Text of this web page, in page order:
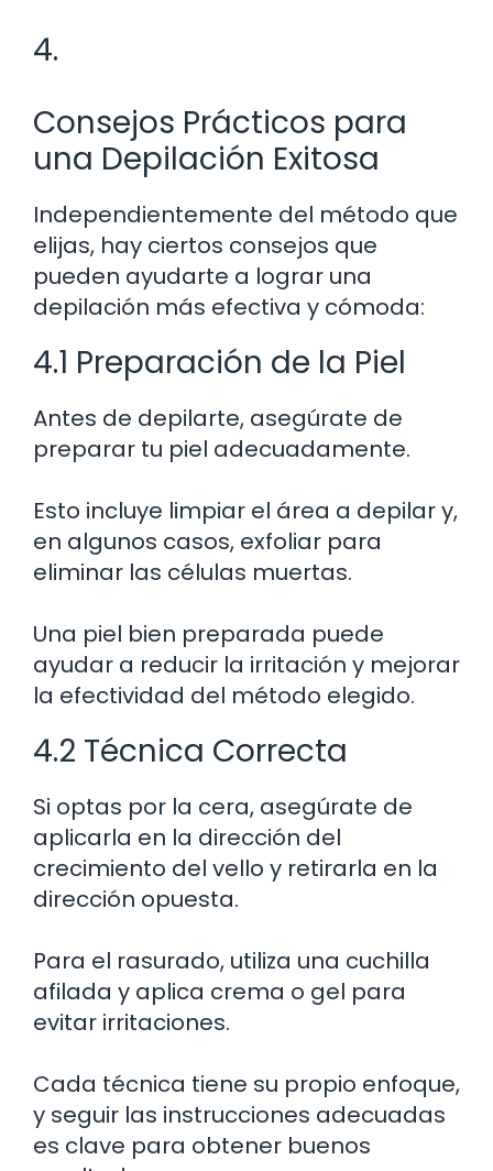
4.
Consejos Prácticos para
una Depilación Exitosa
Independientemente del método que
elijas, hay ciertos consejos que
pueden ayudarte a lograr una
depilación más efectiva y cómoda:
4.1 Preparación de la Piel
Antes de depilarte, asegúrate de
preparar tu piel adecuadamente.
Esto incluye limpiar el área a depilar y,
en algunos casos, exfoliar para
eliminar las células muertas.
Una piel bien preparada puede
ayudar a reducir la irritación y mejorar
la efectividad del método elegido.
4.2 Técnica Correcta
Si optas por la cera, asegúrate de
aplicarla en la dirección del
crecimiento del vello y retirarla en la
dirección opuesta.
Para el rasurado, utiliza una cuchilla
afilada y aplica crema o gel para
evitar irritaciones.
Cada técnica tiene su propio enfoque,
y seguir las instrucciones adecuadas
es clave para obtener buenos